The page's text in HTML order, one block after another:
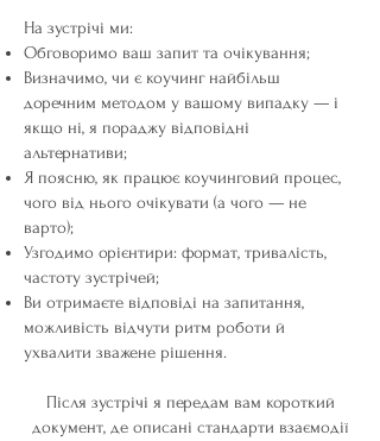
На зустрічі ми:
Обговоримо ваш запит та очікування;
Визначимо, чи є коучинг найбільш
доречним методом у вашому випадку — і
якщо ні, я пораджу відповідні
альтернативи;
Я поясню, як працює коучинговий процес,
чого від нього очікувати (а чого — не
варто);
Узгодимо орієнтири: формат, тривалість,
частоту зустрічей;
Ви отримаєте відповіді на запитання,
можливість відчути ритм роботи й
ухвалити зважене рішення.
Після зустрічі я передам вам короткий
документ, де описані стандарти взаємодії